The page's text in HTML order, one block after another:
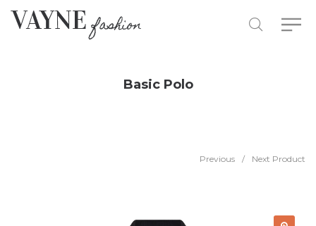
Basic Polo
Previous / Next Product